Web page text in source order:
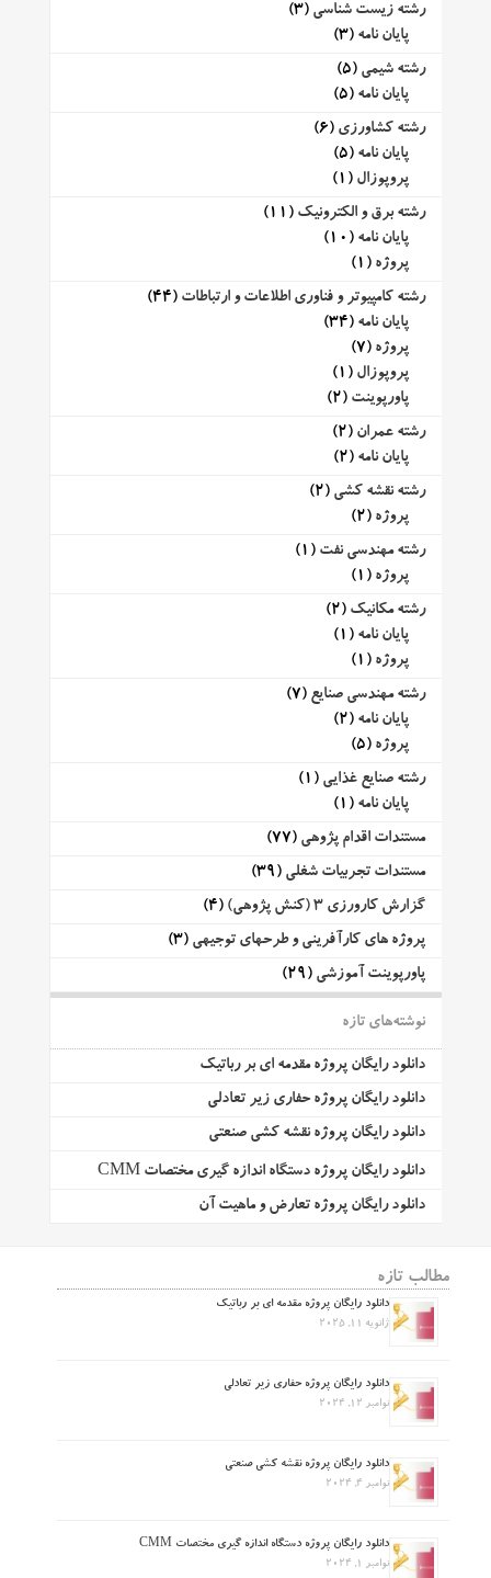
رشته زیست شناسی (3)
پایان نامه (3)
رشته شیمی (5)
پایان نامه (5)
رشته کشاورزی (6)
پایان نامه (5)
پروپوزال (1)
رشته برق و الکترونیک (11)
پایان نامه (10)
پروژه (1)
رشته کامپیوتر و فناوری اطلاعات و ارتباطات (44)
پایان نامه (34)
پروژه (7)
پروپوزال (1)
پاورپوینت (2)
رشته عمران (2)
پایان نامه (2)
رشته نقشه کشی (2)
پروژه (2)
رشته مهندسی نفت (1)
پروژه (1)
رشته مکانیک (2)
پایان نامه (1)
پروژه (1)
رشته مهندسی صنایع (7)
پایان نامه (2)
پروژه (5)
رشته صنایع غذایی (1)
پایان نامه (1)
مستندات اقدام پژوهی (77)
مستندات تجربیات شغلی (39)
گزارش کارورزی 3 (کنش پژوهی)
(4)
پروژه های کارآفرینی و طرحهای توجیهی (3)
پاورپوینت آموزشی (29)
نوشته‌های تازه
دانلود رایگان پروژه مقدمه ای بر رباتیک
دانلود رایگان پروژه حفاری زیر تعادلی
دانلود رایگان پروژه نقشه کشی صنعتی
دانلود رایگان پروژه دستگاه اندازه گیری مختصات CMM
دانلود رایگان پروژه تعارض و ماهیت آن
مطالب تازه
دانلود رایگان پروژه مقدمه ای بر رباتیک
ژانویه 11, 2025
دانلود رایگان پروژه حفاری زیر تعادلی
نوامبر 12, 2024
دانلود رایگان پروژه نقشه کشی صنعتی
نوامبر 4, 2024
دانلود رایگان پروژه دستگاه اندازه گیری مختصات CMM
نوامبر 1, 2024